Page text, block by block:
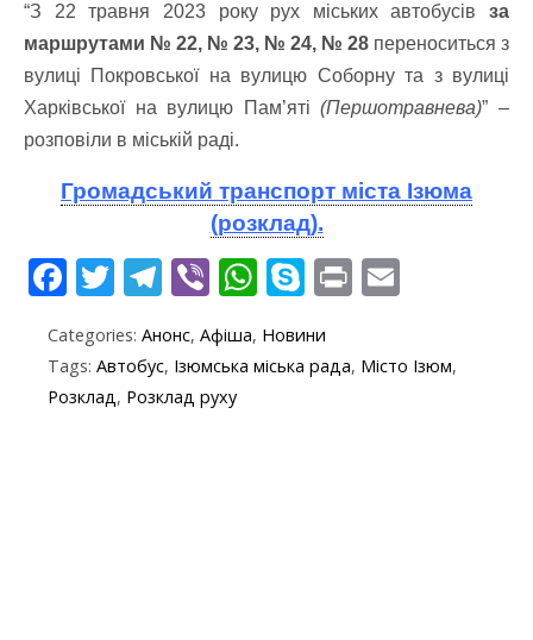
“З 22 травня 2023 року рух міських автобусів за
маршрутами № 22, № 23, № 24, № 28 переноситься з
вулиці Покровської на вулицю Соборну та з вулиці
Харківської на вулицю Пам’яті(Першотравнева)” –
розповіли в міській раді.
Громадський транспорт міста Ізюма
(розклад).
F
e
b
T
itt
er
T
e
gr
Vi
b
er
W
at
S
y
p
Pr
t ai
Categories: Анонс, Афіша, Новини
Tags: Автобус, Ізюмська міська рада, Місто Ізюм,
Розклад, Розклад руху